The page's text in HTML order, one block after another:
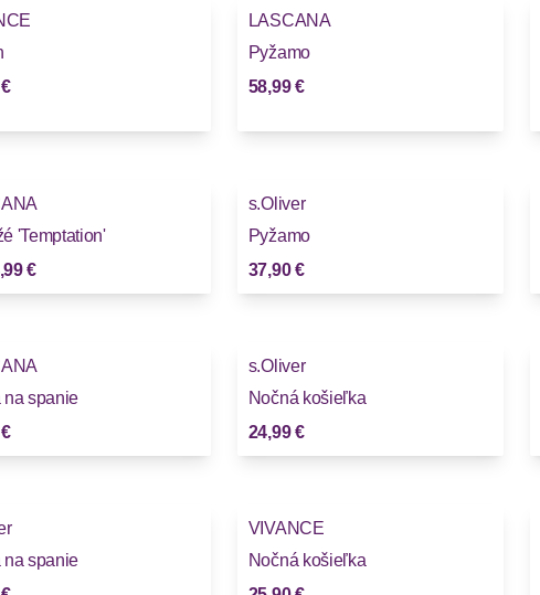
LASCANA
Pyžamo
58,99 €
'Temptation'
€
s.Oliver
Pyžamo
37,90 €
na spanie
s.Oliver
Nočná košieľka
24,99 €
na spanie
VIVANCE
Nočná košieľka